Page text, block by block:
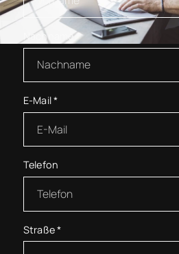
Nachname*
E-Mail*
Telefon
Straße*